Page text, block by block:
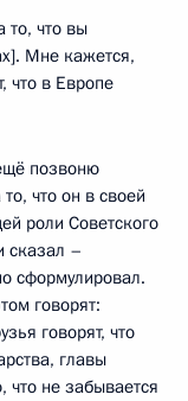
то, что вы
Мне кажется,
что в Европе
позвоню
что он в своей
роли Советского
сказал –
сформулировал.
говорят:
говорят, что
главы
что не забывается